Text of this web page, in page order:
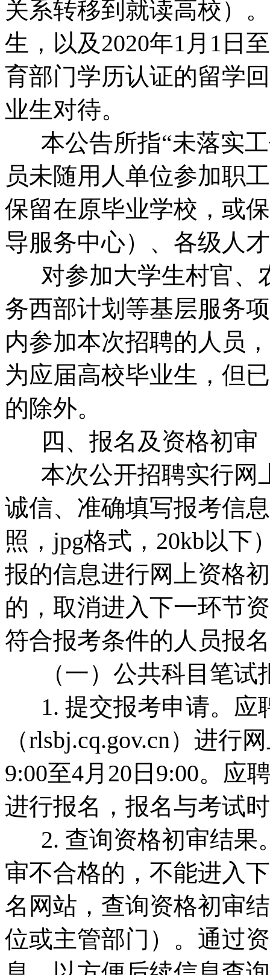
关系转移到就读高校）
生，以及2020年1月1日
育部门学历认证的留学
业生对待。
本公告所指“未落实工
员未随用人单位参加职
保留在原毕业学校，或
导服务中心）、各级人
对参加大学生村官、
务西部计划等基层服务
内参加本次招聘的人员
为应届高校毕业生，但
的除外。
四、报名及资格初审
本次公开招聘实行网
诚信、准确填写报考信
照，jpg格式，20kb以下
报的信息进行网上资格
的，取消进入下一环节
符合报考条件的人员报
（一）公共科目笔试
1. 提交报考申请。应
（rlsbj.cq.gov.cn）进行
9:00至4月20日9:00。应
进行报名，报名与考试
2. 查询资格初审结果
审不合格的，不能进入
名网站，查询资格初审
位或主管部门）。通过